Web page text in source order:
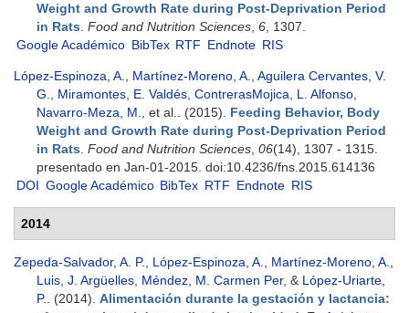
Weight and Growth Rate during Post-Deprivation Period
in Rats Food and Nutrition Sciences 6 , 1307.
Google Académico BibTex RTF Endnote RIS
López-Espinoza, A. Martínez-Moreno, A.
Aguilera Cervantes, V.
G.
Miramontes, E. Valdés ContrerasMojica, L. Alfonso
Navarro-Meza, M.
, et al. . (2015). Feeding Behavior, Body
Weight and Growth Rate during Post-Deprivation Period
in Rats Food and Nutrition Sciences 06(14), 1307 - 1315.
presentado en Jan-01-2015. doi:10.4236/fns.2015.614136
DOI Google Académico BibTex RTF Endnote RIS
2014
Zepeda-Salvador, A. P. López-Espinoza, A. Martínez-Moreno, A.
Luis, J. Argüelles Méndez, M. Carmen Per, & López-Uriarte,
P.
. (2014). Alimentación durante la gestación y lactancia: